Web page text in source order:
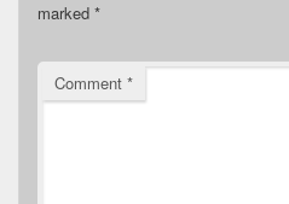
marked *
Comment *